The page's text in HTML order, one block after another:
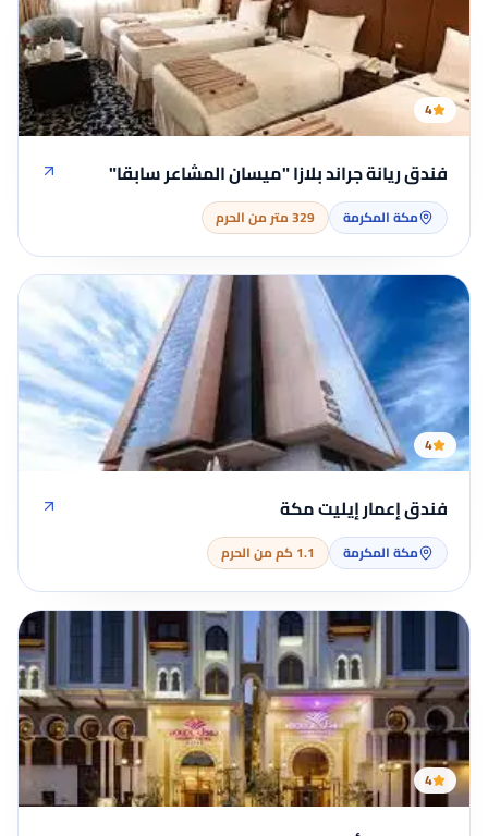
4
فندق ريانة جراند بلازا "ميسان المشاعر سابقا"
مكة المكرمة 329 متر من الحرم
4
فندق إعمار إيليت مكة
مكة المكرمة 1.1 كم من الحرم
4